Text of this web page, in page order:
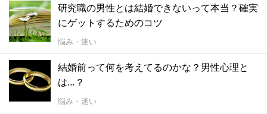
研究職の男性とは結婚できないって本当？確実
にゲットするためのコツ
悩み・迷い
結婚前って何を考えてるのかな？男性心理と
は…？
悩み・迷い